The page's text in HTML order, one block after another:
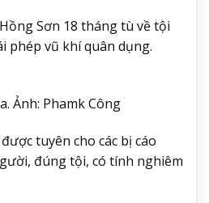
Sơn 18 tháng tù về tội
phép vũ khí quân dụng.
Ảnh: Phamk Công
tuyên cho các bị cáo
đúng tội, có tính nghiêm